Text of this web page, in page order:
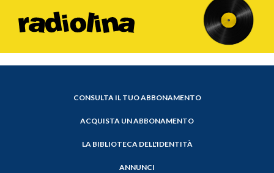
CONSULTA IL TUO ABBONAMENTO
ACQUISTA UN ABBONAMENTO
LA BIBLIOTECA DELL'IDENTITÀ
ANNUNCI